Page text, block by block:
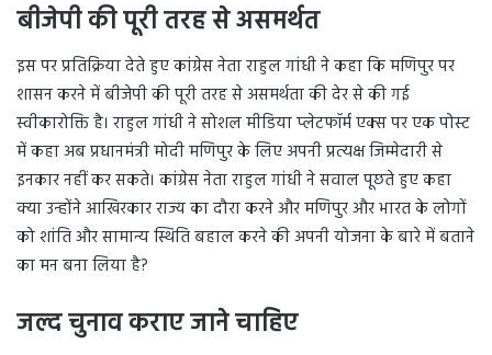
बीजेपी की पूरी तरह से असमर्थत
इस पर प्रतिक्रिया देते हुए कांग्रेस नेता राहुल गांधी ने कहा कि मणिपुर पर
शासन करने में बीजेपी की पूरी तरह से असमर्थता की देर से की गई
स्वीकारोक्ति है। राहुल गांधी ने सोशल मीडिया प्लेटफॉर्म एक्स पर एक पोस्ट
में कहा अब प्रधानमंत्री मोदी मणिपुर के लिए अपनी प्रत्यक्ष जिम्मेदारी से
इनकार नहीं कर सकते। कांग्रेस नेता राहुल गांधी ने सवाल पूछते हुए कहा
क्या उन्होंने आखिरकार राज्य का दौरा करने और मणिपुर और भारत के लोगों
को शांति और सामान्य स्थिति बहाल करने की अपनी योजना के बारे में बताने
का मन बना लिया है?
जल्द चुनाव कराए जाने चाहिए